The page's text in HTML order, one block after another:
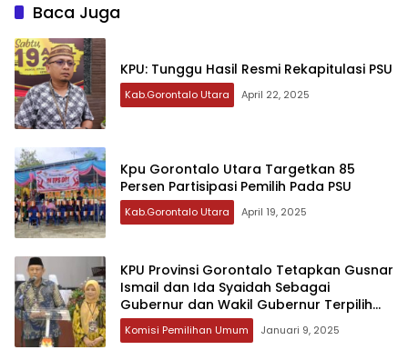
Baca Juga
KPU: Tunggu Hasil Resmi Rekapitulasi PSU
Kab.Gorontalo Utara April 22, 2025
Kpu Gorontalo Utara Targetkan 85
Persen Partisipasi Pemilih Pada PSU
Kab.Gorontalo Utara April 19, 2025
KPU Provinsi Gorontalo Tetapkan Gusnar
Ismail dan Ida Syaidah Sebagai
Gubernur dan Wakil Gubernur Terpilih
Pilkada 2024
Komisi Pemilihan Umum Januari 9, 2025